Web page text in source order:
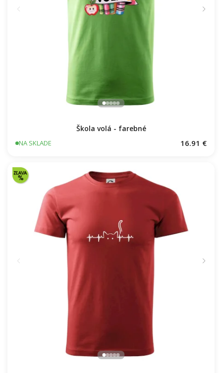
Škola volá - farebné
NA SKLADE 16.91 €